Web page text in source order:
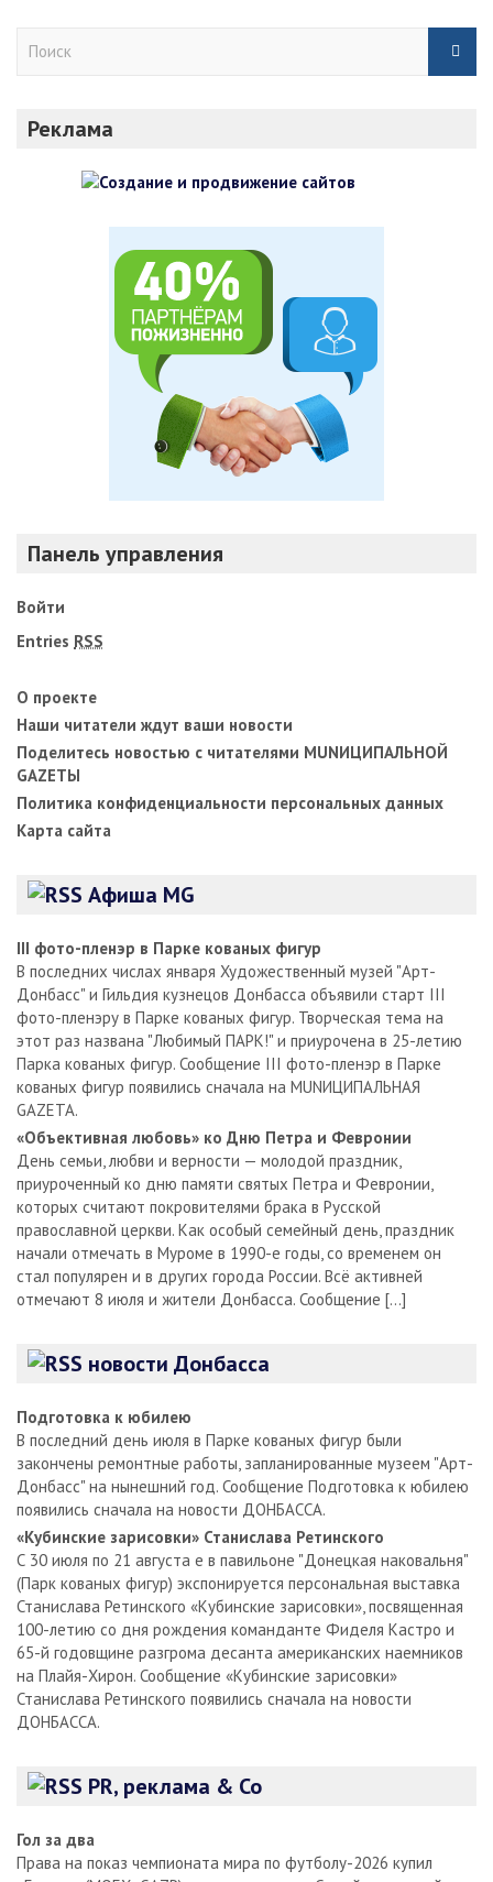
Реклама
Панель управления
Войти
Entries RSS
О проекте
Наши читатели ждут ваши новости
Поделитесь новостью с читателями MUNИЦИПАЛЬНОЙ
GAZЕТЫ
Политика конфиденциальности персональных данных
Карта сайта
Афиша MG
III фото-пленэр в Парке кованых фигур
В последних числах января Художественный музей "Арт-
Донбасс" и Гильдия кузнецов Донбасса объявили старт III
фото-пленэру в Парке кованых фигур. Творческая тема на
этот раз названа "Любимый ПАРК!" и приурочена в 25-летию
Парка кованых фигур. Сообщение III фото-пленэр в Парке
кованых фигур появились сначала на MUNИЦИПАЛЬНАЯ
GAZЕТА.
«Объективная любовь» ко Дню Петра и Февронии
День семьи, любви и верности — молодой праздник,
приуроченный ко дню памяти святых Петра и Февронии,
которых считают покровителями брака в Русской
православной церкви. Как особый семейный день, праздник
начали отмечать в Муроме в 1990-е годы, со временем он
стал популярен и в других города России. Всё активней
отмечают 8 июля и жители Донбасса. Сообщение […]
новости Донбасса
Подготовка к юбилею
В последний день июля в Парке кованых фигур были
закончены ремонтные работы, запланированные музеем "Арт-
Донбасс" на нынешний год. Сообщение Подготовка к юбилею
появились сначала на новости ДОНБАССА.
«Кубинские зарисовки» Станислава Ретинского
С 30 июля по 21 августа е в павильоне "Донецкая наковальня"
(Парк кованых фигур) экспонируется персональная выставка
Станислава Ретинского «Кубинские зарисовки», посвященная
100-летию со дня рождения команданте Фиделя Кастро и
65-й годовщине разгрома десанта американских наемников
на Плайя-Хирон. Сообщение «Кубинские зарисовки»
Станислава Ретинского появились сначала на новости
ДОНБАССА.
PR, реклама & Co
Гол за два
Права на показ чемпионата мира по футболу-2026 купил